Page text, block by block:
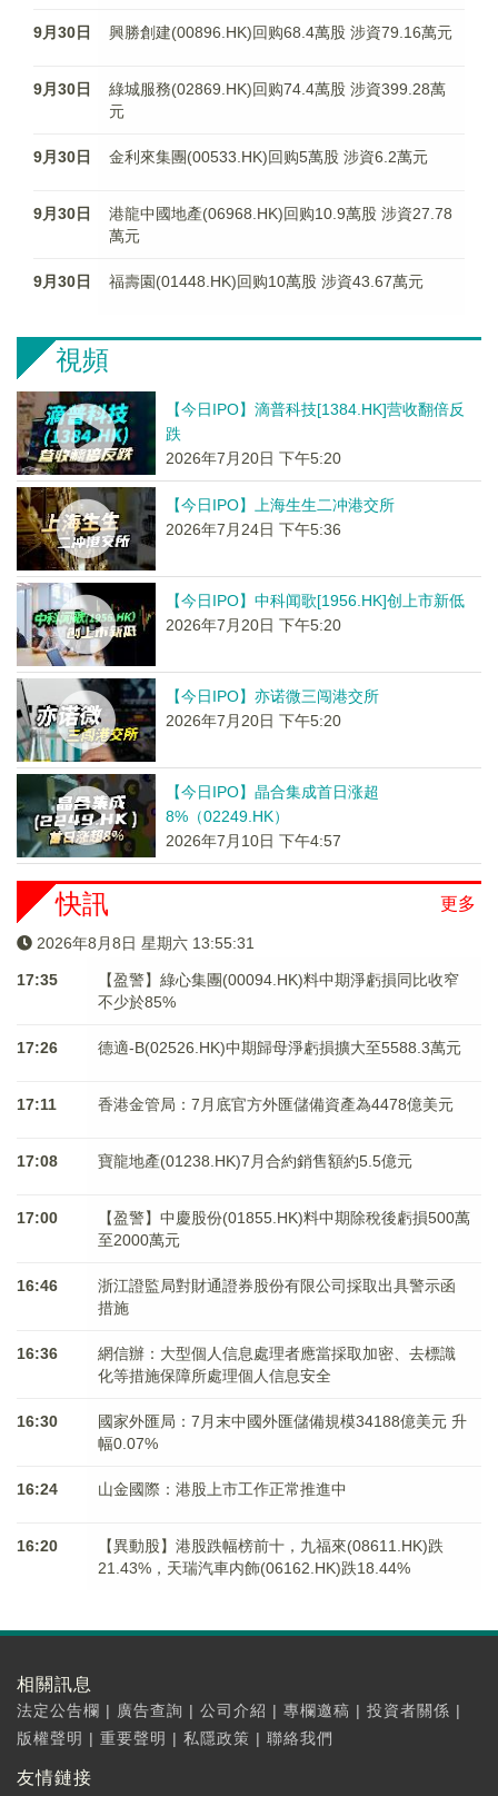
9月30日 興勝創建(00896.HK)回购68.4萬股 涉資79.16萬元
9月30日
綠城服務(02869.HK)回购74.4萬股 涉資399.28萬
元
9月30日 金利來集團(00533.HK)回购5萬股 涉資6.2萬元
9月30日
港龍中國地產(06968.HK)回购10.9萬股 涉資27.78
萬元
9月30日 福壽園(01448.HK)回购10萬股 涉資43.67萬元
視頻
【今日IPO】滴普科技[1384.HK]营收翻倍反
跌
2026年7月20日 下午5:20
【今日IPO】上海生生二冲港交所
2026年7月24日 下午5:36
【今日IPO】中科闻歌[1956.HK]创上市新低
2026年7月20日 下午5:20
【今日IPO】亦诺微三闯港交所
2026年7月20日 下午5:20
【今日IPO】晶合集成首日涨超
8%（02249.HK）
2026年7月10日 下午4:57
更多
快訊
2026年8月8日 星期六 13:55:31
17:35
【盈警】綠心集團(00094.HK)料中期淨虧損同比收窄
不少於85%
17:26 德適-B(02526.HK)中期歸母淨虧損擴大至5588.3萬元
17:11 香港金管局：7月底官方外匯儲備資產為4478億美元
17:08 寶龍地產(01238.HK)7月合約銷售額約5.5億元
17:00
【盈警】中慶股份(01855.HK)料中期除稅後虧損500萬
至2000萬元
16:46
浙江證監局對財通證券股份有限公司採取出具警示函
措施
16:36
網信辦：大型個人信息處理者應當採取加密、去標識
化等措施保障所處理個人信息安全
16:30
國家外匯局：7月末中國外匯儲備規模34188億美元 升
幅0.07%
16:24 山金國際：港股上市工作正常推進中
16:20
【異動股】港股跌幅榜前十，九福來(08611.HK)跌
21.43%，天瑞汽車内飾(06162.HK)跌18.44%
相關訊息
法定公告欄 | 廣告查詢 | 公司介紹 | 專欄邀稿 | 投資者關係 |
版權聲明 | 重要聲明 | 私隱政策 | 聯絡我們
友情鏈接